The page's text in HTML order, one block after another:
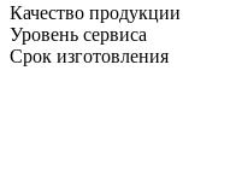
Качество продукции
Уровень сервиса
Срок изготовления